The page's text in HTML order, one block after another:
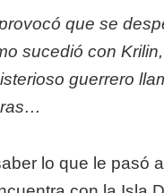
que se
sucedió con
guerrero
lo que le pasó